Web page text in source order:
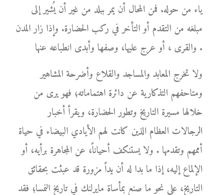
ياء من حوله. فمن المحال أن يمر ببلد من غير أن يُشير إلى
مبلغه من التقدم أو التأخر في ركب الحضارة. وإذا زار المدن
والقرى ، أو عرج عليها، وصفها وأبدى انطباعه عنها .
ولا تخرج المعابد والمساجد والقلاع وأضرحة المشاهير
ومتاحفهم التذكارية عن دائرة اهتماماته؛ فهو يرى من
خلالها مسيرة التاريخ وتطور الحضارة، ويقرأ أخبار
الرجالات العظام الذين كانت لهم الأيادي البيضاء في حياة
أممهم وتقدمها . ولا يستنكف أحياناً، عن المجاهرة برأيه، أو
الإلماع إليه، إذا ما بدا له أن يداً مزورة قد عبثت بحقائق
التاريخ، على نحو ما صنع بمأساة مايرلنك في تاريخ النمسا؛ فقد